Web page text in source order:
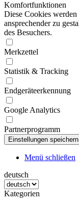
Komfortfunktionen
Diese Cookies
ansprechender zu
des Besuchers.
Merkzettel
Statistik & Tracking
Endgeräteerkennung
Google Analytics
Partnerprogramm
Menü schließen
deutsch
Kategorien